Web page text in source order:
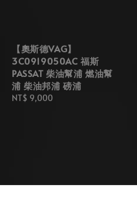
【奧斯德VAG】
3C0919050AC 福斯
PASSAT 柴油幫浦 燃油幫
浦 柴油邦浦 磅浦
Regular
NT$ 9,000